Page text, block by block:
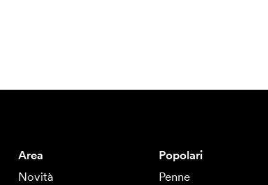
Area
Novità
Popolari
Penne